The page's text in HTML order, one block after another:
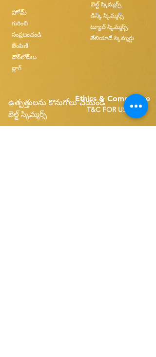
హోమ్
గురించి
సంప్రదించండి
పంపిణీ
డౌన్‌లోడ్‌లు
బ్లాగ్
బెల్ట్ స్కిమ్మర్స్
డిస్క్ స్కిమ్మర్స్
ట్యూబ్ స్కిమ్మర్స్
తేలియాడే స్కిమ్మర్లు
ఉత్పత్తులను కొనుగోలు చేయండి
బెల్ట్ స్కిమ్మర్స్
Ethics & Compilance
T&C FOR USE